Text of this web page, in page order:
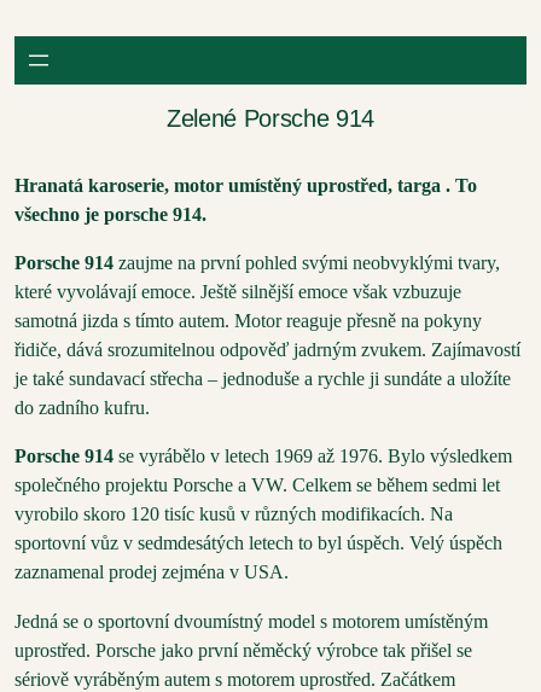
obsah
Zelené Porsche 914
Hranatá karoserie, motor umístěný uprostřed, targa . To
všechno je porsche 914.
Porsche 914 zaujme na první pohled svými neobvyklými tvary,
které vyvolávají emoce. Ještě silnější emoce však vzbuzuje
samotná jizda s tímto autem. Motor reaguje přesně na pokyny
řidiče, dává srozumitelnou odpověď jadrným zvukem. Zajímavostí
je také sundavací střecha – jednoduše a rychle ji sundáte a uložíte
do zadního kufru.
Porsche 914 se vyrábělo v letech 1969 až 1976. Bylo výsledkem
společného projektu Porsche a VW. Celkem se během sedmi let
vyrobilo skoro 120 tisíc kusů v různých modifikacích. Na
sportovní vůz v sedmdesátých letech to byl úspěch. Velý úspěch
zaznamenal prodej zejména v USA.
Jedná se o sportovní dvoumístný model s motorem umístěným
uprostřed. Porsche jako první něměcký výrobce tak přišel se
sériově vyráběným autem s motorem uprostřed. Začátkem